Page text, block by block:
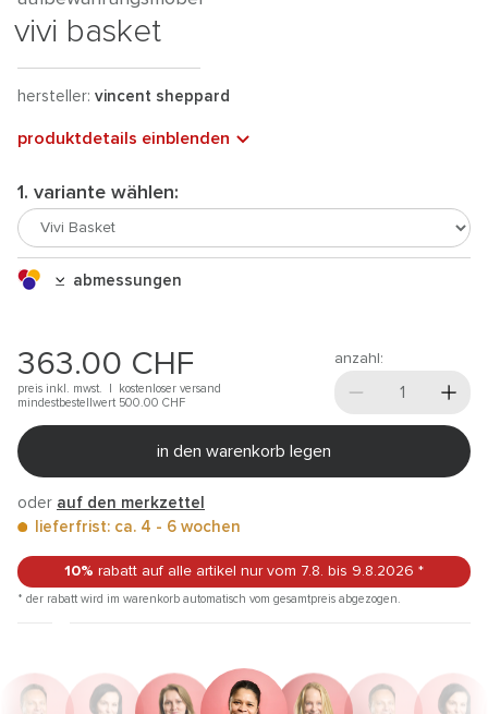
vivi basket
hersteller: vincent sheppard
produktdetails einblenden
1. variante wählen:
abmessungen
363.00 CHF
preis inkl. mwst. |
kostenloser versand
mindestbestellwert 500.00 CHF
anzahl:
in den warenkorb legen
oder auf den merkzettel
lieferfrist: ca. 4 - 6 wochen
10% rabatt auf alle artikel nur vom 7.8. bis 9.8.2026 *
* der rabatt wird im warenkorb automatisch vom gesamtpreis abgezogen.